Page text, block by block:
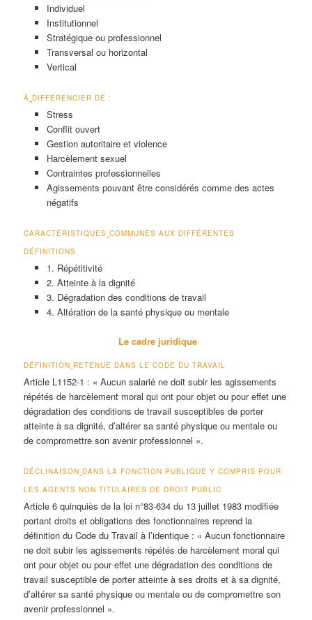
Individuel
Institutionnel
Stratégique ou professionnel
Transversal ou horizontal
Vertical
À DIFFÉRENCIER DE :
Stress
Conflit ouvert
Gestion autoritaire et violence
Harcèlement sexuel
Contraintes professionnelles
Agissements pouvant être considérés comme des actes
négatifs
CARACTÉRISTIQUES COMMUNES AUX DIFFÉRENTES
DÉFINITIONS
1. Répétitivité
2. Atteinte à la dignité
3. Dégradation des conditions de travail
4. Altération de la santé physique ou mentale
Le cadre juridique
DÉFINITION RETENUE DANS LE CODE DU TRAVAIL
Article L1152-1 : « Aucun salarié ne doit subir les agissements
répétés de harcèlement moral qui ont pour objet ou pour effet une
dégradation des conditions de travail susceptibles de porter
atteinte à sa dignité, d’altérer sa santé physique ou mentale ou
de compromettre son avenir professionnel ».
DÉCLINAISON DANS LA FONCTION PUBLIQUE Y COMPRIS POUR
LES AGENTS NON TITULAIRES DE DROIT PUBLIC
Article 6 quinquiès de laloi n°83-634 du 13 juillet 1983 modifiée
portant droits et obligations des fonctionnaires reprend la
définition du Code du Travail à l’identique : « Aucun fonctionnaire
ne doit subir les agissements répétés de harcèlement moral qui
ont pour objet ou pour effet une dégradation des conditions de
travail susceptible de porter atteinte à ses droits et à sa dignité,
d’altérer sa santé physique ou mentale ou de compromettre son
avenir professionnel ».